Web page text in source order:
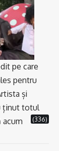
pe care
pentru
și
ținut totul
acum
(336)